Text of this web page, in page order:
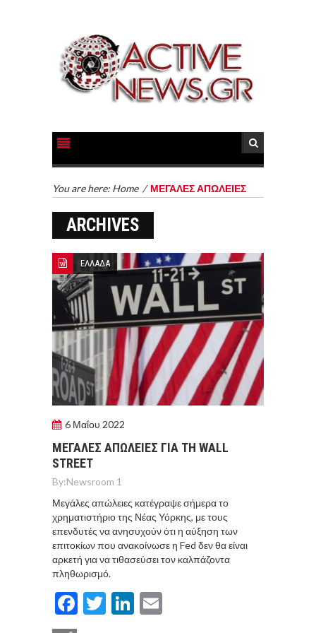
You are here: Home / ΜΕΓΑΛΕΣ ΑΠΩΛΕΙΕΣ
ARCHIVES
ΕΛΛΑΔΑ
6 Μαΐου 2022
ΜΕΓΑΛΕΣ ΑΠΩΛΕΙΕΣ ΓΙΑ ΤΗ WALL
STREET
By:Newsroom 1
Μεγάλες απώλειες κατέγραψε σήμερα το
χρηματιστήριο της Νέας Υόρκης, με τους
επενδυτές να ανησυχούν ότι η αύξηση των
επιτοκίων που ανακοίνωσε η Fed δεν θα είναι
αρκετή για να τιθασεύσει τον καλπάζοντα
πληθωρισμό.
Facebook
TwitterLinkedIn